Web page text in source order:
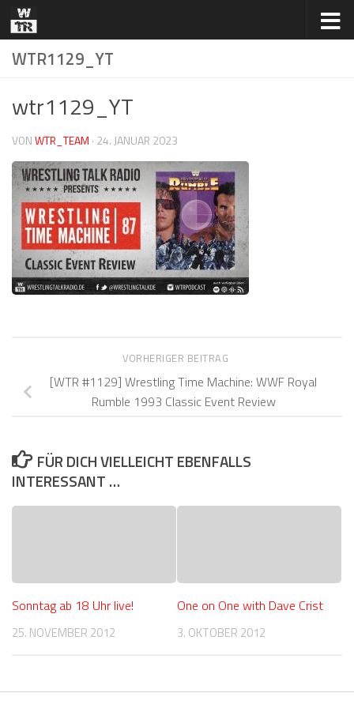
Zum Inhalt springen
WTR1129_YT
wtr1129_YT
VONWTR_TEAM · 24. JANUAR 2023
VORHERIGER BEITRAG
[WTR #1129] Wrestling Time Machine: WWF Royal
Rumble 1993 Classic Event Review
FÜR DICH VIELLEICHT EBENFALLS
INTERESSANT …
Sonntag ab 18 Uhr live!
25. NOVEMBER 2012
One on One with Dave Crist
3. OKTOBER 2012